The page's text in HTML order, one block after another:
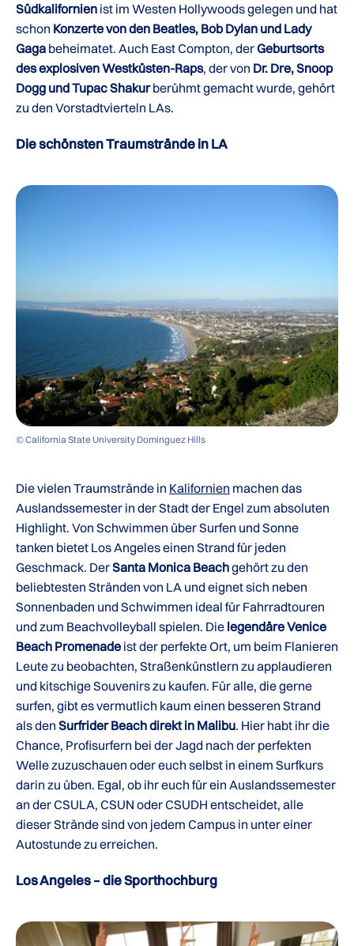
Südkalifornien ist im Westen Hollywoods gelegen und hat
schon Konzerte von den Beatles, Bob Dylan und Lady
Gaga beheimatet. Auch East Compton, derGeburtsorts
des explosiven Westküsten-Raps, der von Dr. Dre, Snoop
Dogg und Tupac Shakurberühmt gemacht wurde, gehört
zu den Vorstadtvierteln LAs.
Die schönsten Traumstrände in LA
© California State University Dominguez Hills
Die vielen Traumstrände in Kalifornien machen das
Auslandssemester in der Stadt der Engel zum absoluten
Highlight. Von Schwimmen über Surfen und Sonne
tanken bietet Los Angeles einen Strand für jeden
Geschmack. DerSanta Monica Beachgehört zu den
beliebtesten Stränden von LA und eignet sich neben
Sonnenbaden und Schwimmen ideal für Fahrradtouren
und zum Beachvolleyball spielen. Die legendäre Venice
Beach Promenade ist der perfekte Ort, um beim Flanieren
Leute zu beobachten, Straßenkünstlern zu applaudieren
und kitschige Souvenirs zu kaufen. Für alle, die gerne
surfen, gibt es vermutlich kaum einen besseren Strand
als den Surfrider Beach direkt in Malibu. Hier habt ihr die
Chance, Profisurfern bei der Jagd nach der perfekten
Welle zuzuschauen oder euch selbst in einem Surfkurs
darin zu üben. Egal, ob ihr euch für ein Auslandssemester
an der CSULA, CSUN oder CSUDH entscheidet, alle
dieser Strände sind von jedem Campus in unter einer
Autostunde zu erreichen.
Los Angeles – die Sporthochburg